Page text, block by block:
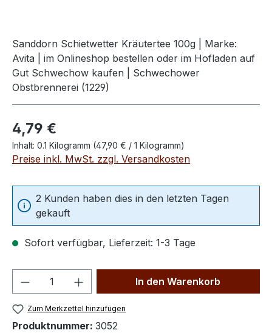
Sanddorn Schietwetter Kräutertee 100g | Marke:
Avita | im Onlineshop bestellen oder im Hofladen auf
Gut Schwechow kaufen | Schwechower
Obstbrennerei (1229)
Regulärer Preis:
4,79 €
Inhalt: 0.1 Kilogramm (47,90 € / 1 Kilogramm)
Preise inkl. MwSt. zzgl. Versandkosten
2 Kunden haben dies in den letzten Tagen
gekauft
Sofort verfügbar, Lieferzeit: 1-3 Tage
Produkt Anzahl: Gib denIn den Warenkorb
Zum Merkzettel hinzufügen
Produktnummer: 3052